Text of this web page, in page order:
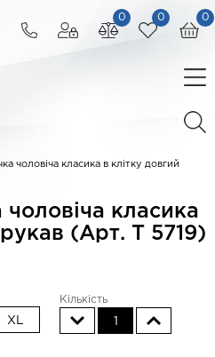
0
0
0
чоловіча класика в клітку довгий
класика
(Арт. T 5719)
XL
Кількість